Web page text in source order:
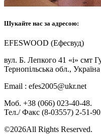
Шукайте нас за адресою:
EFESWOOD (Ефесвуд)
вул. Б. Лепкого 41 «і» смт
Тернопільська обл.,
Email : efes2005@ukr.net
Моб. +38 (066) 023-40-48.
Тел./ Факс (8-03557) 2-51-
©2026All Rights Reserved.